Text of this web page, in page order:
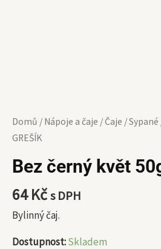
Domů / Nápoje a čaje / Čaje /Sypané
GREŠÍK
Bez černý květ
64Kčs DPH
Bylinný čaj.
Dostupnost:Skladem